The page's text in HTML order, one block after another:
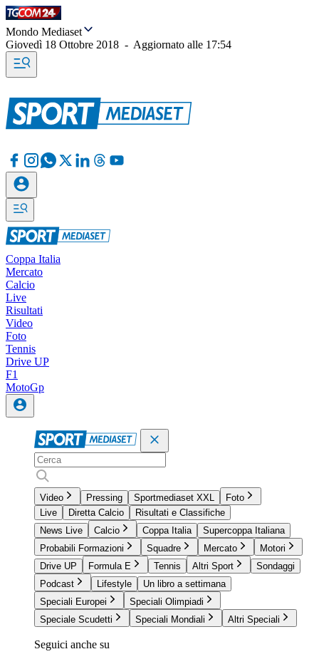
Mondo Mediaset
Giovedì 18 Ottobre 2018 - Aggiornato alle 17:54
Coppa Italia
Mercato
Calcio
Live
Risultati
Video
Foto
Tennis
Drive UP
F1
MotoGp
Video Pressing Sportmediaset XXL
Foto
Live
Diretta Calcio
Risultati e Classifiche
News Live
Calcio Coppa Italia
Supercoppa Italiana
Probabili Formazioni
Squadre Mercato
Motori
Drive UP
Formula E Tennis Altri Sport
Sondaggi
Podcast
Lifestyle
Un libro a settimana
Speciali Europei
Speciali Olimpiadi
Speciale Scudetti
Speciali Mondiali Altri Speciali
Seguici anche su